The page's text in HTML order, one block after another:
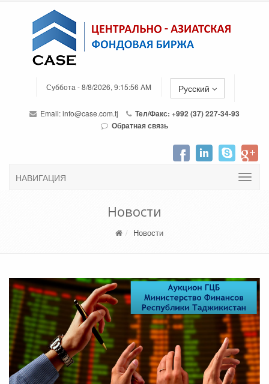
Суббота - 8/8/2026, 9:15:56 AM Русский
Email:info@case.com.tj
Тел/Факс: +992 (37) 227-34-93
Обратная связь
НАВИГАЦИЯ
Новости
Новости